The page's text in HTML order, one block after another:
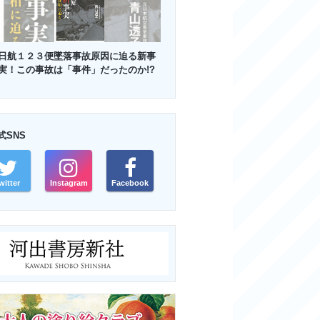
航１２３便墜落事故原因に迫る新事
！この事故は「事件」だったのか!?
SNS
Instagram Facebook